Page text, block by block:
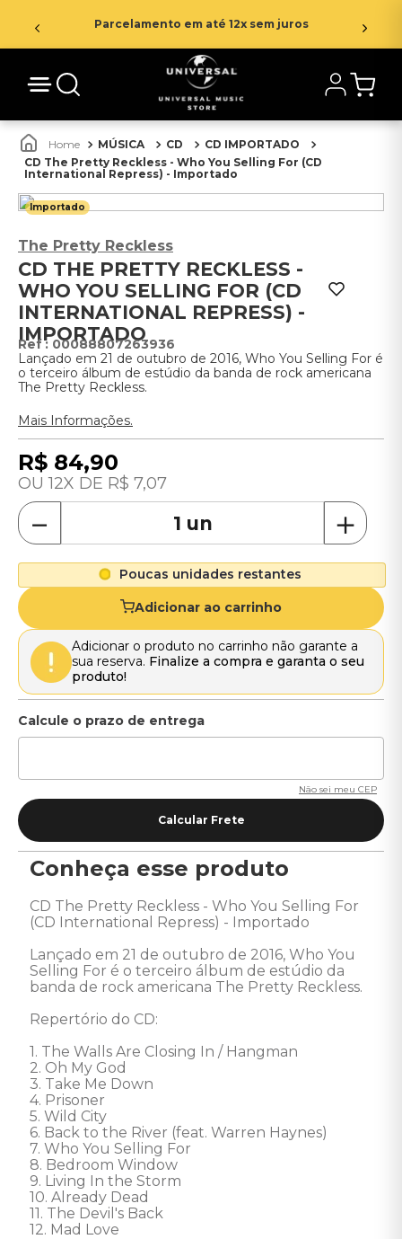
Parcelamento em até 12x sem juros
MÚSICA CD
CD IMPORTADO
CD The Pretty Reckless - Who You Selling For (CD
International Repress) - Importado
Importado
The Pretty Reckless
CD THE PRETTY RECKLESS -
WHO YOU SELLING FOR (CD
INTERNATIONAL REPRESS) -
IMPORTADO
: 00088807263936
Lançado em 21 de outubro de 2016, Who You Selling For é
o terceiro álbum de estúdio da banda de rock americana
The Pretty Reckless.
Mais Informações.
R$ 84,90
12 R$ 7,07
＋
－
Poucas unidades restantes
Adicionar ao carrinho
Adicionar o produto no carrinho não garante a
sua reserva. Finalize a compra e garanta o seu
produto!
Não sei meu CEP
Conheça esse produto
CD The Pretty Reckless - Who You Selling For
(CD International Repress) - Importado
Lançado em 21 de outubro de 2016, Who You
Selling For é o terceiro álbum de estúdio da
banda de rock americana The Pretty Reckless.
Repertório do CD:
1. The Walls Are Closing In / Hangman
2. Oh My God
3. Take Me Down
4. Prisoner
5. Wild City
6. Back to the River (feat. Warren Haynes)
7. Who You Selling For
8. Bedroom Window
9. Living In the Storm
10. Already Dead
11. The Devil's Back
12. Mad Love